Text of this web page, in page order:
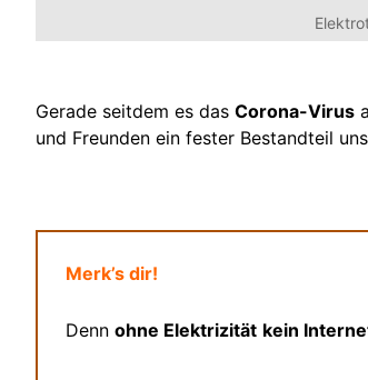
Gerade seitdem es das Corona-Virus
und Freunden ein fester Bestandteil
Merk’s dir!
Denn ohne Elektrizität kein